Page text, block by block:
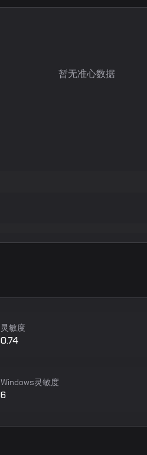
暂无准心数据
灵敏度
0.74
Windows灵敏度
6